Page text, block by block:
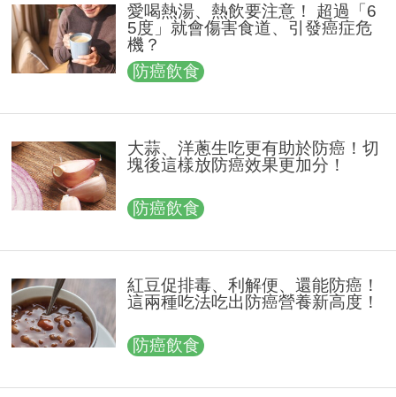
愛喝熱湯、熱飲要注意！ 超過「6
5度」就會傷害食道、引發癌症危
機？
防癌飲食
大蒜、洋蔥生吃更有助於防癌！切
塊後這樣放防癌效果更加分！
防癌飲食
紅豆促排毒、利解便、還能防癌！
這兩種吃法吃出防癌營養新高度！
防癌飲食